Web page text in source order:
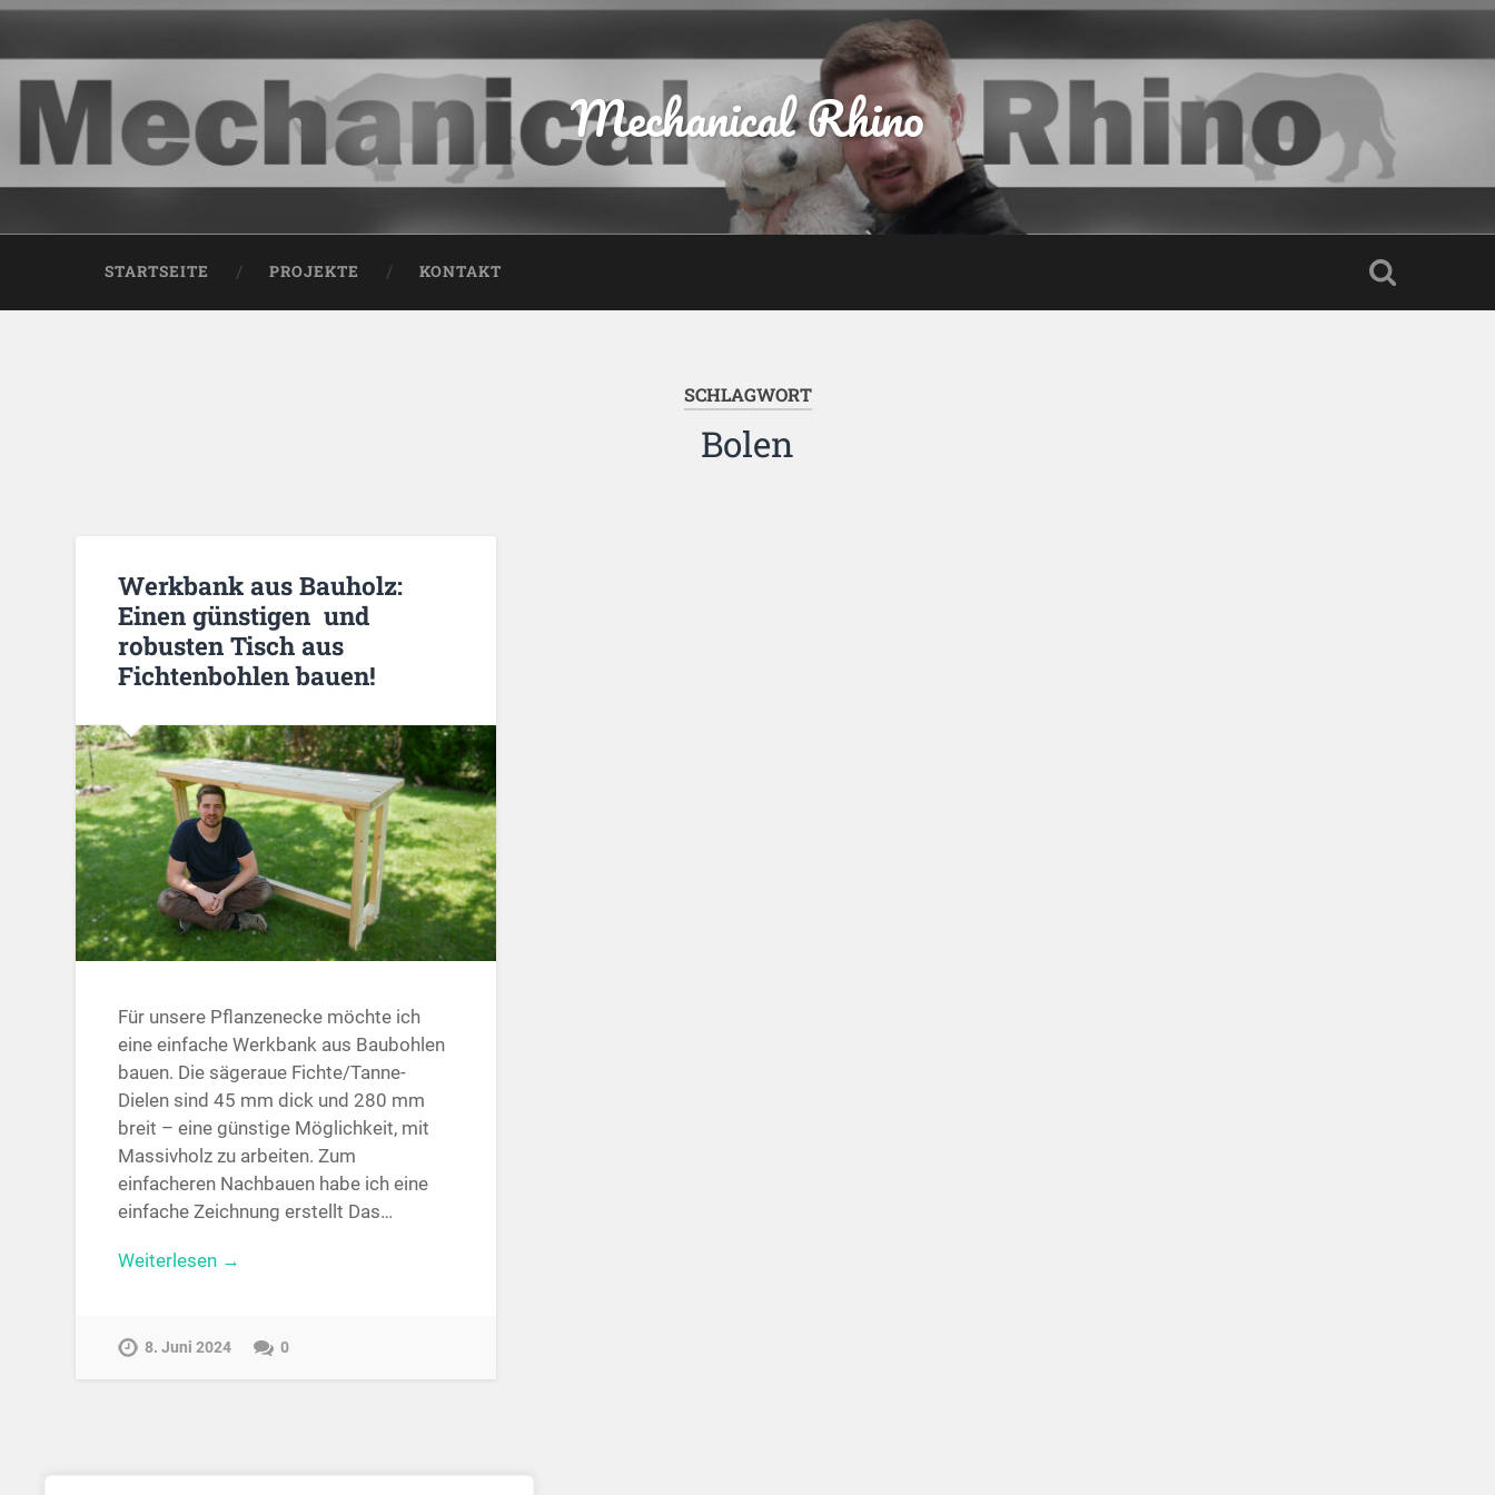
Mechanical Rhino
STARTSEITE PROJEKTE KONTAKT
SCHLAGWORT
Bolen
Werkbank aus Bauholz:
Einen günstigen und
robusten Tisch aus
Fichtenbohlen bauen!
Für unsere Pflanzenecke möchte ich
eine einfache Werkbank aus Baubohlen
bauen. Die sägeraue Fichte/Tanne-
Dielen sind 45 mm dick und 280 mm
breit – eine günstige Möglichkeit, mit
Massivholz zu arbeiten. Zum
einfacheren Nachbauen habe ich eine
einfache Zeichnung erstellt Das…
Weiterlesen →
8. Juni 2024 0